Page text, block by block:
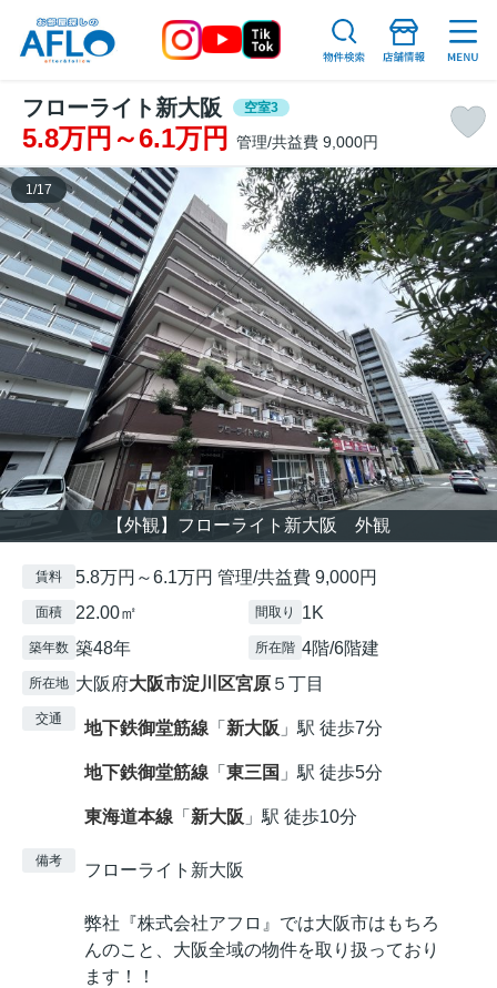
フローライト新大阪 空室3
5.8万円～6.1万円 管理/共益費 9,000円
【外観】フローライト新大阪 外観
1 /17
賃料 5.8万円～6.1万円 管理/共益費 9,000円
面積 22.00㎡ 間取り 1K
築年数 築48年 所在階 4階/6階建
所在地 大阪府大阪市淀川区宮原 ５丁目
交通 地下鉄御堂筋線 「 新大阪 」駅 徒歩7分
地下鉄御堂筋線 「 東三国 」駅 徒歩5分
東海道本線 「 新大阪 」駅 徒歩10分
備考 フローライト新大阪
弊社『株式会社アフロ』では大阪市はもちろ
んのこと、大阪全域の物件を取り扱っており
ます！！